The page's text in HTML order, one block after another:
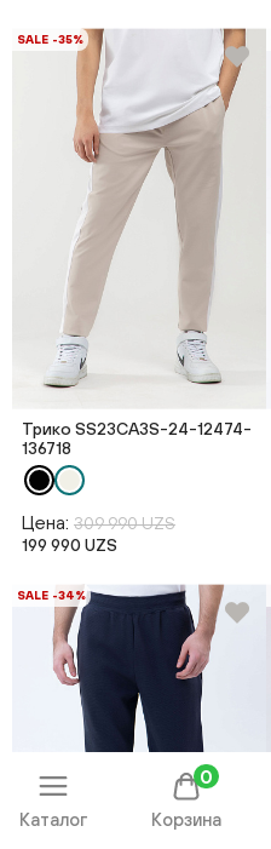
SALE -35%
Трико SS23CA3S-24-12474-
136718
Цена: 309 990 UZS
199 990 UZS
SALE -34%
Каталог Корзина
0